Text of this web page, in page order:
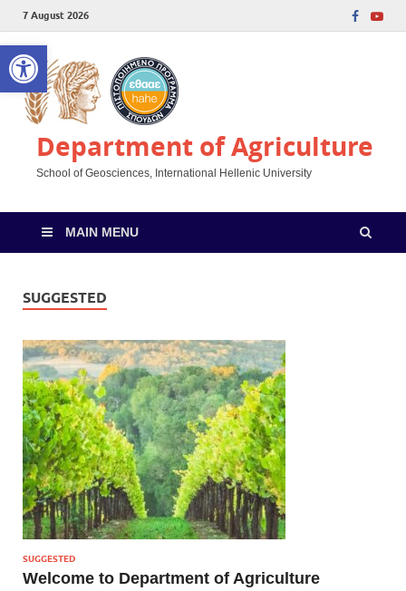
Open toolbar
7 August 2026
Department of Agriculture
School of Geosciences, International Hellenic University
MAIN MENU
SUGGESTED
SUGGESTED
Welcome to Department of Agriculture